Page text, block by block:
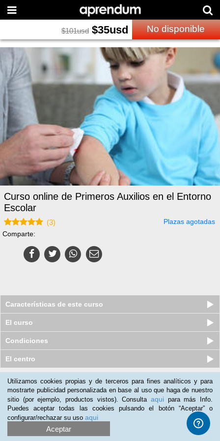
$101usd $35usd No disponible
Curso online de Primeros Auxilios en el Entorno
Escolar
(3)
Plazas agotadas
Comparte:
Características de este curso
El curso
Condiciones
El centro
Nuestros clientes opinan:
María Calvo(28-09-2018)
Se ve bastante completo y bien estructurado! Lo recomiendo!
Rocio Taillefer(26-06-2016)
Utilizamos cookies propias y de terceros para fines analíticos y para
mostrarte publicidad personalizada en base al uso que haga de nuestro
sitio (por ejemplo, productos vistos). Consulta aqui para más Info.
Puedes aceptar todas las cookies pulsando el botón “Aceptar” o
configurar/rechazar su uso aqui
Aceptar